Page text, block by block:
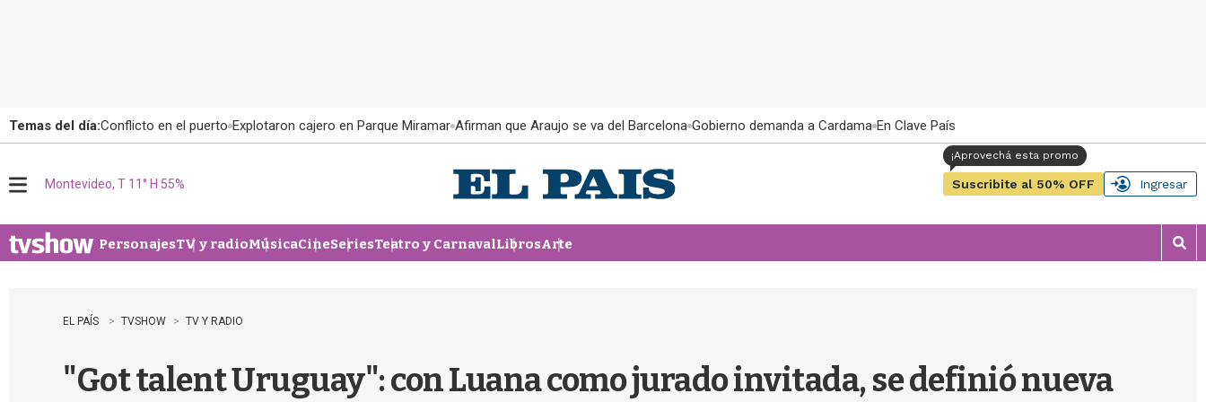
Temas del día:Conflicto en el puerto Explotaron cajero en Parque Miramar Afirman que Araujo se va del Barcelona Gobierno demanda a Cardama En Clave País
u
Montevideo, T 11° H 55% Suscribite al 50% OFF Ingresar
PersonajesTV y radioMúsicaCineSeriesTeatro y CarnavalLibrosArte
M
o
EL PAÍS TVSHOW TV Y RADIO
"Got talent Uruguay": con Luana como jurado invitada, se definió nueva